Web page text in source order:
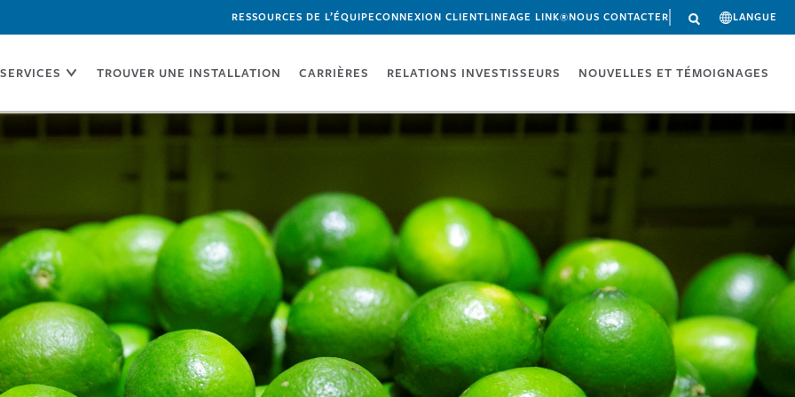
RESSOURCES DE L’ÉQUIPECONNEXION CLIENTLINEAGE LINK®NOUS CONTACTER LANGUE
SERVICES TROUVER UNE INSTALLATION CARRIÈRES RELATIONS INVESTISSEURS NOUVELLES ET TÉMOIGNAGES